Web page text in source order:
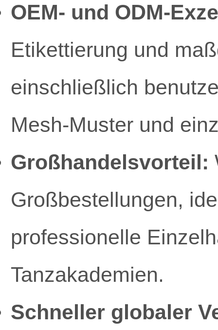
OEM- und ODM-
Etikettierung und
einschließlich
Mesh-Muster und
Großhandelsvorteil:
Großbestellungen,
professionelle
Tanzakademien.
Schneller globaler